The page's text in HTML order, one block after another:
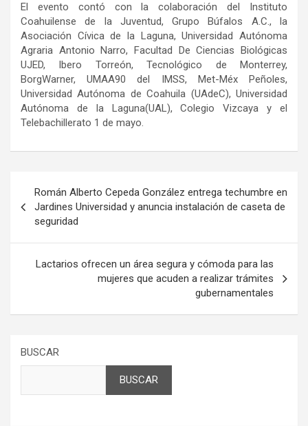
El evento contó con la colaboración de
Instituto
Coahuilense de la Juventud,Grupo Búfalos A.C.,
la
Asociación Cívica de la Laguna, Universidad Autónoma
Agraria Antonio Narro, Facultad De Ciencias Biológicas
UJED, Ibero Torreón, Tecnológico de Monterrey,
BorgWarner, UMAA90 del IMSS, Met-MéxPeñoles,
Universidad Autónoma de Coahuila (UAdeC), Universidad
Autónoma de la Laguna(UAL), Colegio Vizcaya yel
Telebachillerato 1 de mayo.
de
entradas
Román Alberto Cepeda González entrega techumbre en
Jardines Universidad y anuncia instalación de caseta de
seguridad
Lactarios ofrecen un área segura y cómoda para las
mujeres que acuden a realizar trámites
gubernamentales
BUSCAR
BUSCAR